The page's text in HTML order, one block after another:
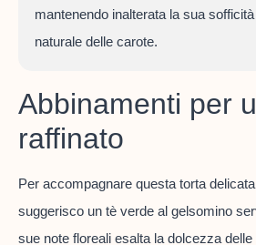
mantenendo inalterata la sua
naturale delle carote.
Abbinamenti per
raffinato
Per accompagnare questa torta
suggerisco un tè verde al gelsomino
sue note floreali esalta la dolcezza